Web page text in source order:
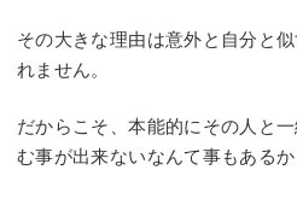
その大きな理由は意外と自分と
れません。
だからこそ、本能的にその人と
む事が出来ないなんて事もあるか